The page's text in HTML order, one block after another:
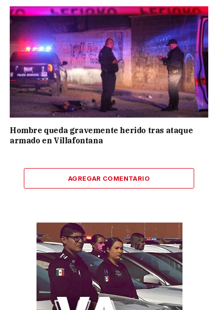
Hombre queda gravemente herido tras ataque
armado en Villafontana
AGREGAR COMENTARIO